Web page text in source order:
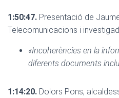
1:50:47. Presentació de
Telecomunicacions i
«Incoherències en la
diferents documents
1:14:20. Dolors Pons,